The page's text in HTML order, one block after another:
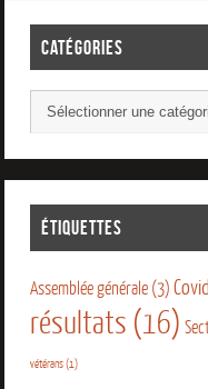
CATÉGORIES
ÉTIQUETTES
Assemblée générale(3)
résultats (16)
vétérans(1)